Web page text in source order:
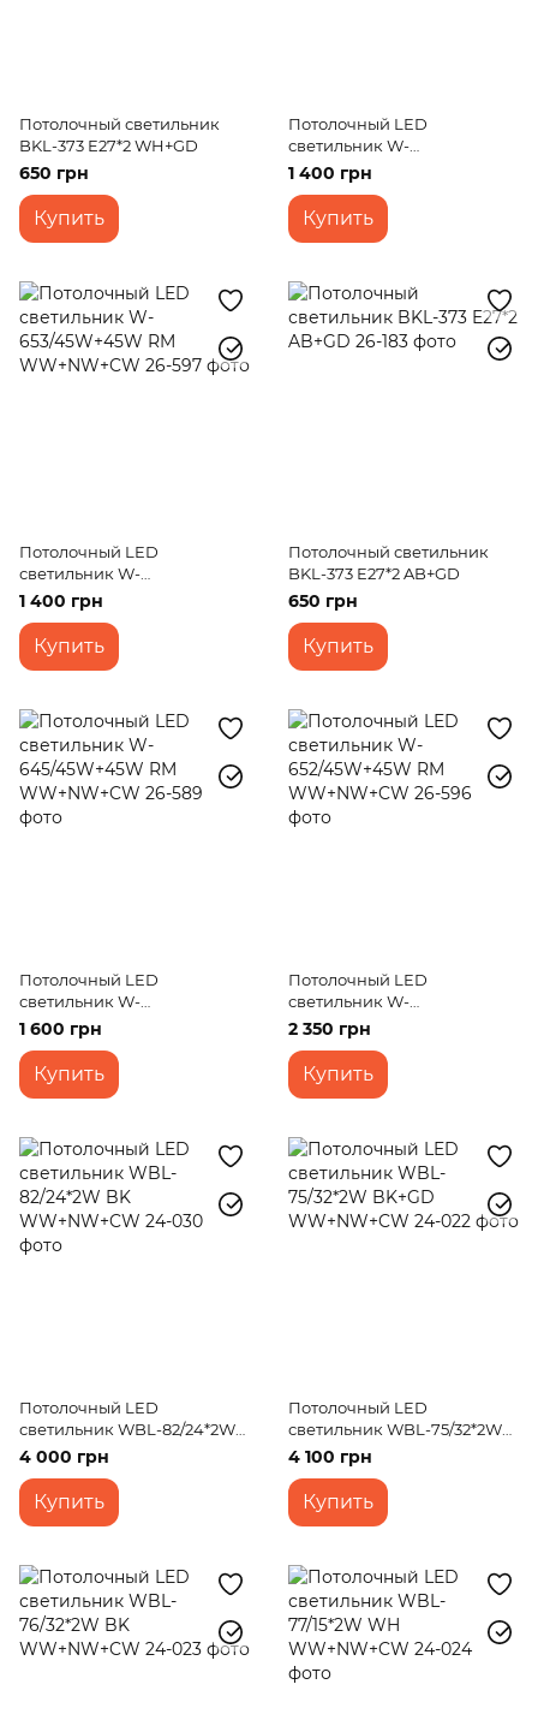
Потолочный светильник
BKL-373 E27*2 WH+GD
650 грн
Купить
Потолочный LED
светильник W-
648/45W+45W RM
WW+NW+CW
1 400 грн
Купить
Потолочный LED
светильник W-
653/45W+45W RM
WW+NW+CW
1 400 грн
Купить
Потолочный светильник
BKL-373 E27*2 AB+GD
650 грн
Купить
Потолочный LED
светильник W-
645/45W+45W RM
WW+NW+CW
1 600 грн
Купить
Потолочный LED
светильник W-
652/45W+45W RM
WW+NW+CW
2 350 грн
Купить
Потолочный LED
светильник WBL-82/24*2W
BK WW+NW+CW
4 000 грн
Купить
Потолочный LED
светильник WBL-75/32*2W
BK+GD WW+NW+CW
4 100 грн
Купить